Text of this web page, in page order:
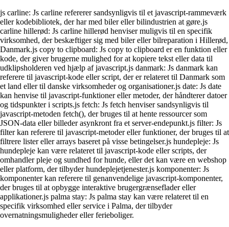
js carline: Js carline refererer sandsynligvis til et javascript-rammeværk
eller kodebibliotek, der har med biler eller bilindustrien at gøre.js
carline hillerød: Js carline hillerød henviser muligvis til en specifik
virksomhed, der beskæftiger sig med biler eller bilreparation i Hillerød,
Danmark.js copy to clipboard: Js copy to clipboard er en funktion eller
kode, der giver brugerne mulighed for at kopiere tekst eller data til
udklipsholderen ved hjælp af javascript.js danmark: Js danmark kan
referere til javascript-kode eller script, der er relateret til Danmark som
et land eller til danske virksomheder og organisationer.js date: Js date
kan henvise til javascript-funktioner eller metoder, der håndterer datoer
og tidspunkter i scripts.js fetch: Js fetch henviser sandsynligvis til
javascript-metoden fetch(), der bruges til at hente ressourcer som
JSON-data eller billeder asynkront fra et server-endepunkt.js filter: Js
filter kan referere til javascript-metoder eller funktioner, der bruges til at
filtrere lister eller arrays baseret på visse betingelser.js hundepleje: Js
hundepleje kan være relateret til javascript-kode eller scripts, der
omhandler pleje og sundhed for hunde, eller det kan være en webshop
eller platform, der tilbyder hundeplejetjenester.js komponenter: Js
komponenter kan referere til genanvendelige javascript-komponenter,
der bruges til at opbygge interaktive brugergrænseflader eller
applikationer.js palma stay: Js palma stay kan være relateret til en
specifik virksomhed eller service i Palma, der tilbyder
overnatningsmuligheder eller ferieboliger.